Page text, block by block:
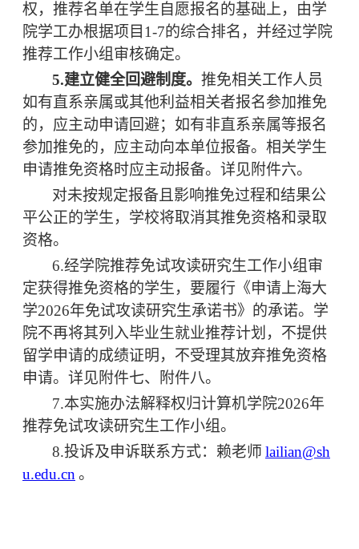
权，推荐名单在学生自愿报名的基础上，由学
院学工办根据项目 1-7的综合排名，并经过学院
推荐工作小组审核确定。
5.建立健全回避制度。 推免相关工作人员
如有直系亲属或其他利益相关者报名参加推免
的，应主动申请回避；如有非直系亲属等报名
参加推免的，应主动向本单位报备。相关学生
申请推免资格时应主动报备。详见附件六。
对未按规定报备且影响推免过程和结果公
平公正的学生，学校将取消其推免资格和录取
资格。
6.经学院推荐免试攻读研究生工作小组审
定获得推免资格的学生，要履行《申请上海大
学2026年免试攻读研究生承诺书》的承诺。 学
院不再将其列入毕业生就业推荐计划， 不提供
留学申请的成绩证明，不受理其放弃推免资格
申请。 详见附件七、附件八。
7.本实施办法解释权归计算机学院2026年
推荐免试攻读研究生工作小组。
8.投诉及申诉联系方式：赖老师 lailian@sh
u.edu.cn 。